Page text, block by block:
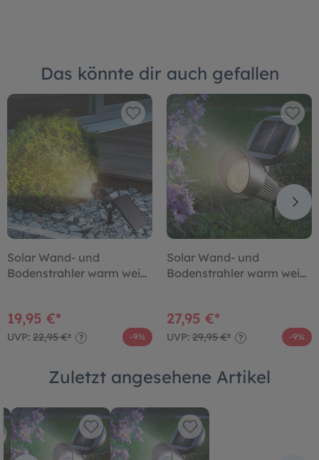
Das könnte dir auch gefallen
Solar Wand- und
Bodenstrahler warm weiß
19,95 €*
UVP: 22,95 €* ? -9%
Solar Wand- und
Bodenstrahler warm weiß
27,95 €*
UVP: 29,95 €* ? -9%
Zuletzt angesehene Artikel